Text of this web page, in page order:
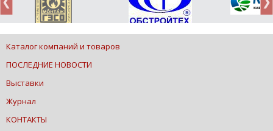
Каталог компаний и товаров
ПОСЛЕДНИЕ НОВОСТИ
Выставки
Журнал
КОНТАКТЫ